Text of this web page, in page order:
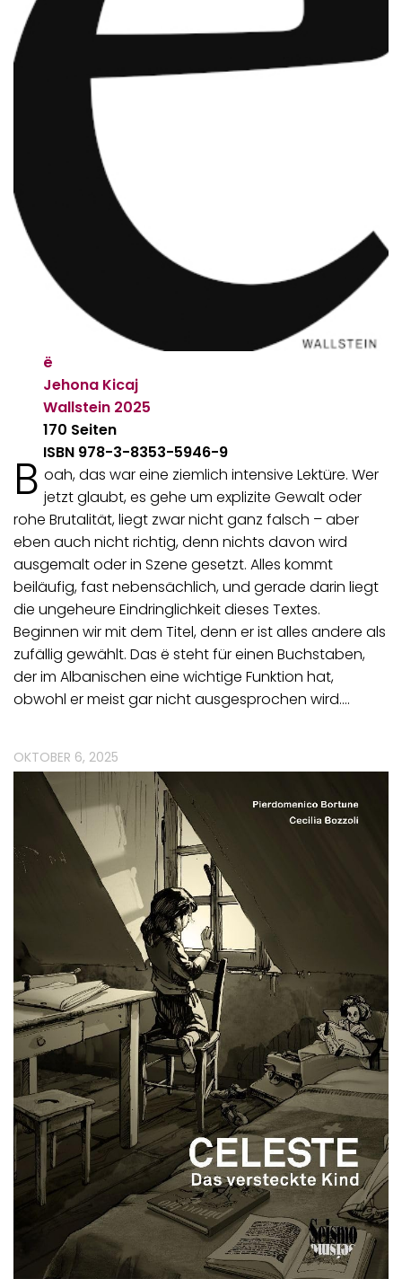
ë
Jehona Kicaj
Wallstein 2025
170 Seiten
ISBN 978-3-8353-5946-9
B oah, das war eine ziemlich intensive Lektüre. Wer
jetzt glaubt, es gehe um explizite Gewalt oder
rohe Brutalität, liegt zwar nicht ganz falsch – aber
eben auch nicht richtig, denn nichts davon wird
ausgemalt oder in Szene gesetzt. Alles kommt
beiläufig, fast nebensächlich, und gerade darin liegt
die ungeheure Eindringlichkeit dieses Textes.
Beginnen wir mit dem Titel, denn er ist alles andere als
zufällig gewählt. Das ë steht für einen Buchstaben,
der im Albanischen eine wichtige Funktion hat,
obwohl er meist gar nicht ausgesprochen wird.…
OKTOBER 6, 2025